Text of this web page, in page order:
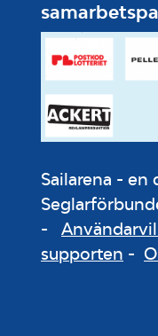
Sailarena - en
-
supporten -